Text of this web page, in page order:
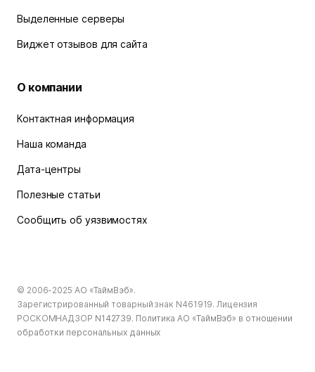
Выделенные серверы
Виджет отзывов для сайта
О компании
Контактная информация
Наша команда
Дата-центры
Полезные статьи
Сообщить об уязвимостях
© 2006-2025 АО «ТаймВэб».
Зарегистрированный товарный знак N461919. Лицензия
РОСКОМНАДЗОР N142739. Политика АО «ТаймВэб» в отношении
обработки персональных данных